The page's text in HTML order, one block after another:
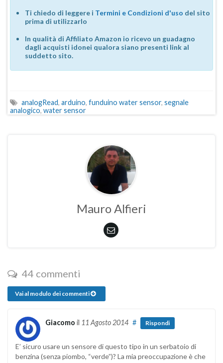
Ti chiedo di leggere i Termini e Condizioni d'uso del sito
prima di utilizzarlo
In qualità di Affiliato Amazon io ricevo un guadagno
dagli acquisti idonei qualora siano presenti link al
suddetto sito.
analogRead, arduino, funduino water sensor, segnale
analogico, water sensor
Mauro Alfieri
44 commenti
Vai al modulo dei commenti
Giacomo il 11 Agosto 2014 # Rispondi
E’ sicuro usare un sensore di questo tipo in un serbatoio di
benzina (senza piombo, “verde”)? La mia preoccupazione è che